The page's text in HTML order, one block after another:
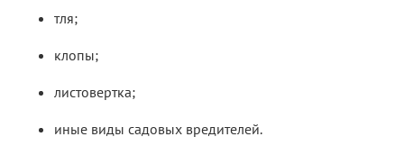
тля;
клопы;
листовертка;
иные виды садовых вредителей.